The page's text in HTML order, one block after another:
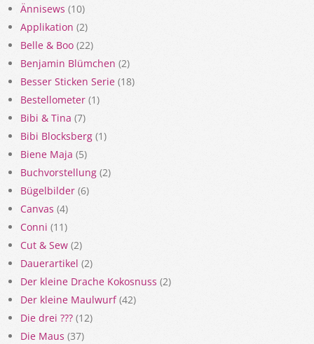
Ännisews (10)
Applikation (2)
Belle & Boo (22)
Benjamin Blümchen (2)
Besser Sticken Serie (18)
Bestellometer (1)
Bibi & Tina (7)
Bibi Blocksberg (1)
Biene Maja (5)
Buchvorstellung (2)
Bügelbilder (6)
Canvas (4)
Conni (11)
Cut & Sew (2)
Dauerartikel (2)
Der kleine Drache Kokosnuss (2)
Der kleine Maulwurf(42)
Die drei ??? (12)
Die Maus (37)